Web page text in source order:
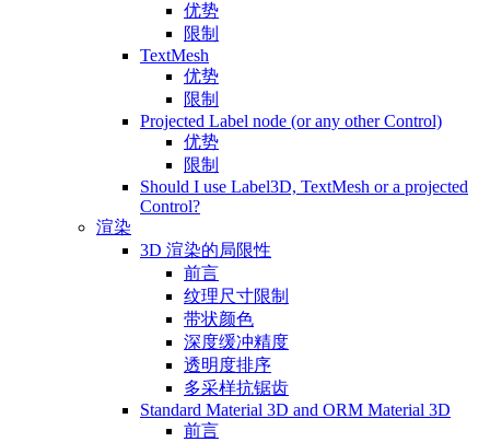
优势
限制
TextMesh
优势
限制
Projected Label node (or any other Control)
优势
限制
Should I use Label3D, TextMesh or a projected
Control?
渲染
3D 渲染的局限性
前言
纹理尺寸限制
带状颜色
深度缓冲精度
透明度排序
多采样抗锯齿
Standard Material 3D and ORM Material 3D
前言